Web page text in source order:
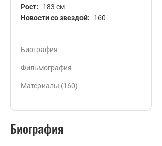
Рост:
183 см
Новости со звездой:
160
Биография
Фильмография
Материалы (160)
Биография